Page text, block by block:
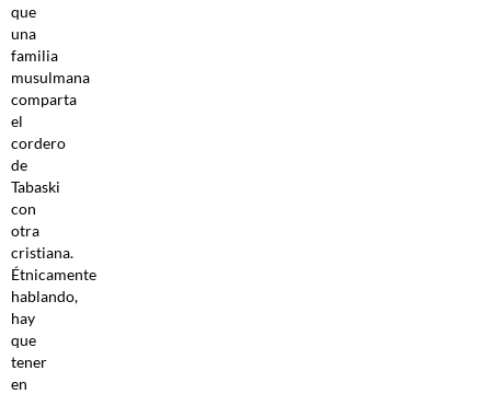
que
una
familia
musulmana
comparta
el
cordero
de
Tabaski
con
otra
cristiana.
Étnicamente
hablando,
hay
que
tener
en